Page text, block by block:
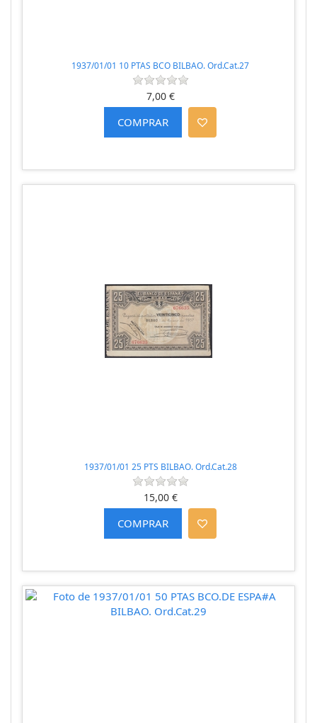
1937/01/01 10 PTAS BCO BILBAO. Ord.Cat.27
7,00 €
1937/01/01 25 PTS BILBAO. Ord.Cat.28
15,00 €